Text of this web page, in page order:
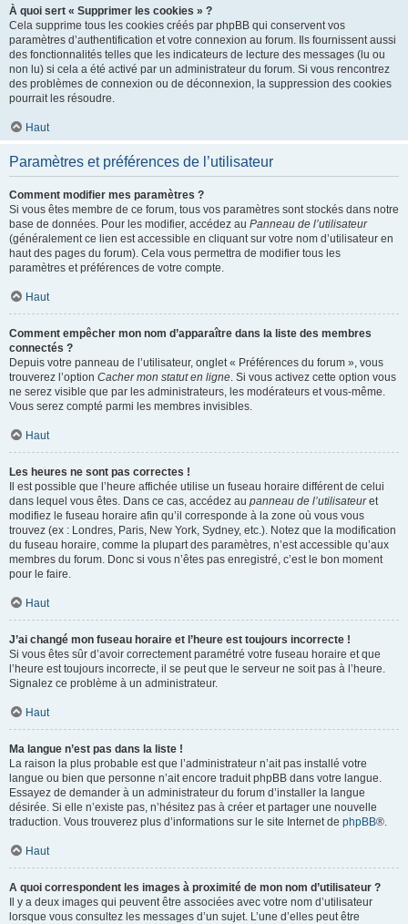
À quoi sert « Supprimer les cookies » ?
Cela supprime tous les cookies créés par phpBB qui conservent vos
paramètres d’authentification et votre connexion au forum. Ils fournissent aussi
des fonctionnalités telles que les indicateurs de lecture des messages (lu ou
non lu) si cela a été activé par un administrateur du forum. Si vous rencontrez
des problèmes de connexion ou de déconnexion, la suppression des cookies
pourrait les résoudre.
Haut
Paramètres et préférences de l’utilisateur
Comment modifier mes paramètres ?
Si vous êtes membre de ce forum, tous vos paramètres sont stockés dans notre
base de données. Pour les modifier, accédez au Panneau de l’utilisateur
(généralement ce lien est accessible en cliquant sur votre nom d’utilisateur en
haut des pages du forum). Cela vous permettra de modifier tous les
paramètres et préférences de votre compte.
Haut
Comment empêcher mon nom d’apparaître dans la liste des membres
connectés ?
Depuis votre panneau de l’utilisateur, onglet « Préférences du forum », vous
trouverez l’option Cacher mon statut en ligne. Si vous activez cette option vous
ne serez visible que par les administrateurs, les modérateurs et vous-même.
Vous serez compté parmi les membres invisibles.
Haut
Les heures ne sont pas correctes !
Il est possible que l’heure affichée utilise un fuseau horaire différent de celui
dans lequel vous êtes. Dans ce cas, accédez au panneau de l’utilisateuret
modifiez le fuseau horaire afin qu’il corresponde à la zone où vous vous
trouvez (ex : Londres, Paris, New York, Sydney, etc.). Notez que la modification
du fuseau horaire, comme la plupart des paramètres, n’est accessible qu’aux
membres du forum. Donc si vous n’êtes pas enregistré, c’est le bon moment
pour le faire.
Haut
J’ai changé mon fuseau horaire et l’heure est toujours incorrecte !
Si vous êtes sûr d’avoir correctement paramétré votre fuseau horaire et que
l’heure est toujours incorrecte, il se peut que le serveur ne soit pas à l’heure.
Signalez ce problème à un administrateur.
Haut
Ma langue n’est pas dans la liste !
La raison la plus probable est que l’administrateur n’ait pas installé votre
langue ou bien que personne n’ait encore traduit phpBB dans votre langue.
Essayez de demander à un administrateur du forum d’installer la langue
désirée. Si elle n’existe pas, n’hésitez pas à créer et partager une nouvelle
traduction. Vous trouverez plus d’informations sur le site Internet de phpBB®.
Haut
A quoi correspondent les images à proximité de mon nom d’utilisateur ?
Il y a deux images qui peuvent être associées avec votre nom d’utilisateur
lorsque vous consultez les messages d’un sujet. L’une d’elles peut être